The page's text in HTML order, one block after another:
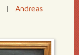
|
Andreas